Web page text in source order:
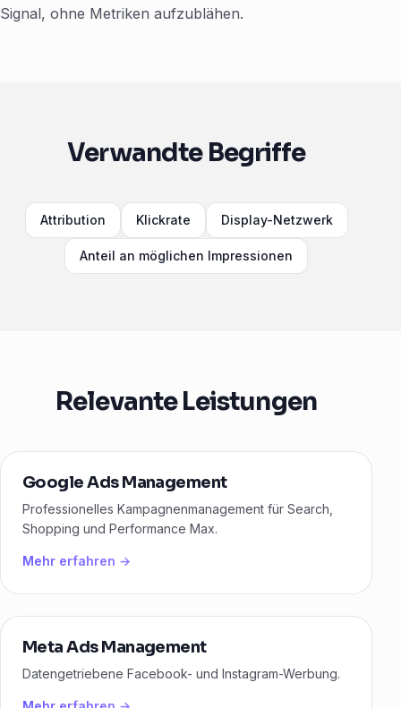
Signal, ohne Metriken aufzublähen.
Verwandte Begriffe
Attribution Klickrate Display-Netzwerk
Anteil an möglichen Impressionen
Relevante Leistungen
Google Ads Management
Professionelles Kampagnenmanagement für Search,
Shopping und Performance Max.
Mehr erfahren →
Meta Ads Management
Datengetriebene Facebook- und Instagram-Werbung.